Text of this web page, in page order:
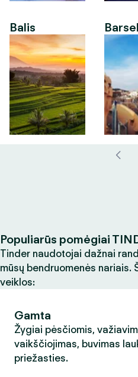
Balis
Populiarūs pomėgiai
Tinder naudotojai dažnai
mūsų bendruomenės nariais.
veiklos:
Gamta
Žygiai pėsčiomis,
vaikščiojimas, buvimas
priežasties.